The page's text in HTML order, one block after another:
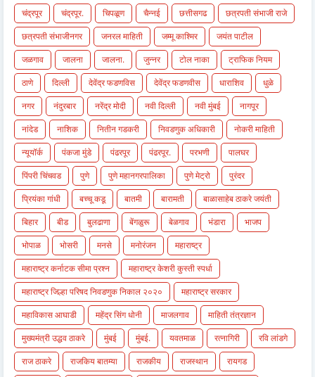
चंद्रपूर चंद्रपूर. चिपळूण चैन्नई छत्तीसगढ
छत्रपती संभाजी राजे
छत्रपती संभाजीनगर
जनरल माहिती जम्मू काश्मिर
जयंत पाटील
जळगाव
जालना जालना. जुन्नर टोल नाका
ट्राफिक नियम
ठाणे
दिल्ली देवेंद्र फडणविस देवेंद्र फडणवीस धाराशिव
धुळे
नगर
नंदुरबार नरेंद्र मोदी नवी दिल्ली नवी मुंबई
नागपूर
नांदेड
नाशिक नितीन गडकरी निवडणुक अधिकारी
नोकरी माहिती
न्यूयॉर्क
पंकजा मुंडे पंढरपूर पंढरपूर. परभणी
पालघर
पिंपरी चिंचवड
पुणे पुणे महानगरपालिका पुणे मेट्रो
पुरंदर
प्रियंका गांधी
बच्चू कडू बातमी बारामती
बाळासाहेब ठाकरे जयंती
बिहार
बीड बुलढाणा बेंगळुरू बेळगाव भंडारा
भाजप
भोपाळ
भोसरी मनसे मनोरंजन
महाराष्ट्र
महाराष्ट्र कर्नाटक सीमा प्रश्न
महाराष्ट्र केशरी कुस्ती स्पर्धा
महाराष्ट्र जिल्हा परिषद निवडणुक निकाल २०२०
महाराष्ट्र सरकार
महाविकास आघाडी
महेंद्र सिंग धोनी माजलगाव
माहिती तंत्रज्ञान
मुख्यमंत्री उद्धव ठाकरे
मुंबई मुंबई. यवतमाळ रत्नागिरी
रवि लांडगे
राज ठाकरे
राजकिय बातम्या राजकीय राजस्थान
रायगड